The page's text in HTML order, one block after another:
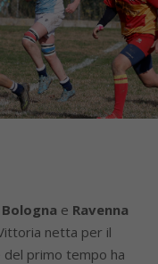
Bologna e Ravenna
netta per il
del primo tempo ha